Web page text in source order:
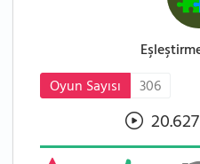
Oyun Sayısı
306